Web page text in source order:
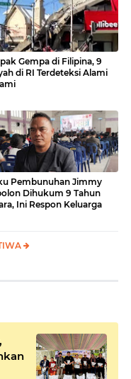
Gempa di Filipina, 9
di RI Terdeteksi Alami
Pembunuhan Jimmy
Dihukum 9 Tahun
Ini Respon Keluarga